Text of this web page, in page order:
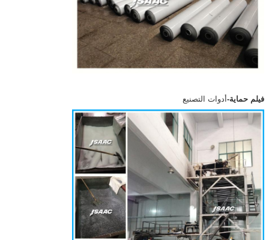
فيلم حماية-أدوات التصنيع